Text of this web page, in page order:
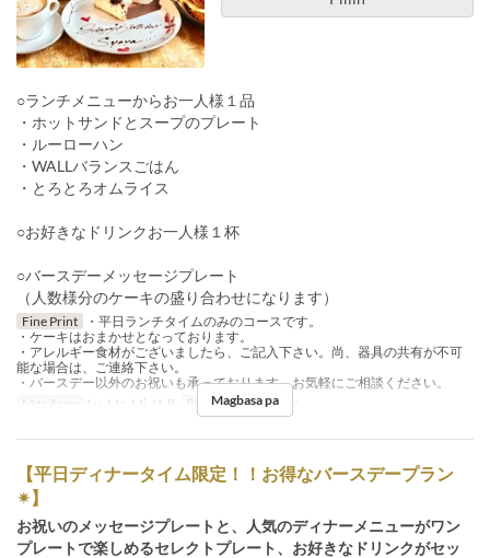
○ランチメニューからお一人様１品
・ホットサンドとスープのプレート
・ルーローハン
・WALLバランスごはん
・とろとろオムライス
○お好きなドリンクお一人様１杯
○バースデーメッセージプレート
（人数様分のケーキの盛り合わせになります）
Fine Print
・平日ランチタイムのみのコースです。
・ケーキはおまかせとなっております。
・アレルギー食材がございましたら、ご記入下さい。尚、器具の共有が不可
能な場合は、ご連絡下さい。
・バースデー以外のお祝いも承っております。お気軽にご相談ください。
Mga Araw
Lu, Ma, Mi, H, B Pagkain Tanghalian
Magbasa pa
【平日ディナータイム限定！！お得なバースデープラン
✴︎】
お祝いのメッセージプレートと、人気のディナーメニューがワン
プレートで楽しめるセレクトプレート、お好きなドリンクがセッ